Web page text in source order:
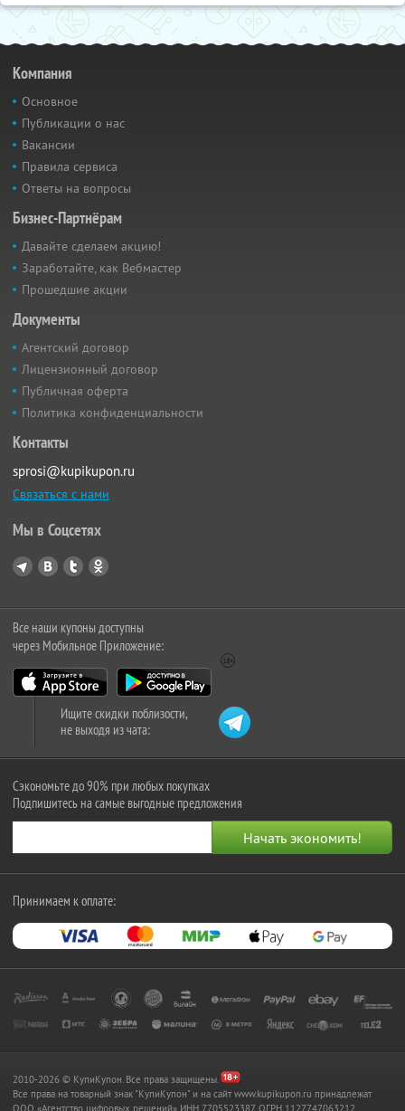
Компания
Основное
Публикации о нас
Вакансии
Правила сервиса
Ответы на вопросы
Бизнес-Партнёрам
Давайте сделаем акцию!
Заработайте, как Вебмастер
Прошедшие акции
Документы
Агентский договор
Лицензионный договор
Публичная оферта
Политика конфиденциальности
Контакты
sprosi@kupikupon.ru
Связаться с нами
Мы в Соцсетях
Все наши купоны доступны
через Мобильное Приложение:
Ищите скидки поблизости,
не выходя из чата:
Сэкономьте до 90% при любых покупках
Подпишитесь на самые выгодные предложения
Принимаем к оплате:
2010-2026 © КупиКупон. Все права защищены.
Все права на товарный знак "КупиКупон" и на сайт www.kupikupon.ru принадлежат
OOO «Агентство цифровых решений» ИНН 7705523387, ОГРН 1127747063212